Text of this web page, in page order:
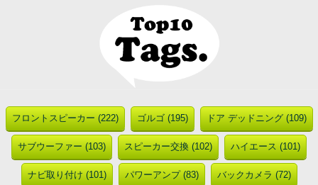
フロントスピーカー (222) ゴルゴ (195) ドア デッドニング (109)
サブウーファー (103) スピーカー交換 (102) ハイエース (101)
ナビ取り付け (101) パワーアンプ (83) バックカメラ (72)